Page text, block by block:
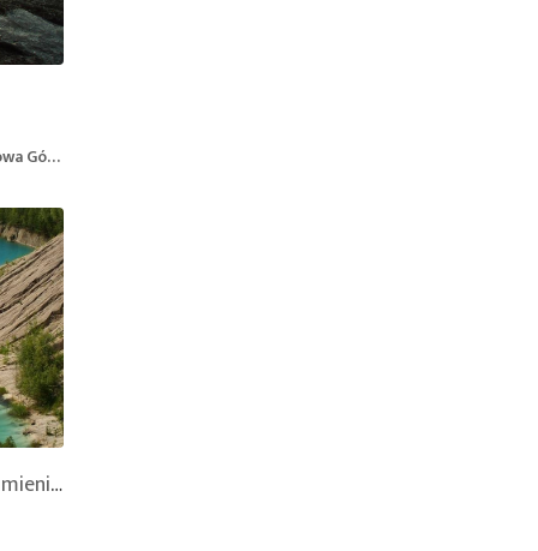
Poland
Wiśniówka - Zalany Kamieniołom